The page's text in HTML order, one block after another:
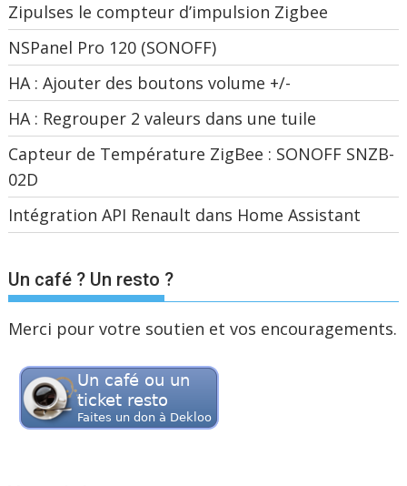
Zipulses le compteur d’impulsion Zigbee
NSPanel Pro 120 (SONOFF)
HA : Ajouter des boutons volume +/-
HA : Regrouper 2 valeurs dans une tuile
Capteur de Température ZigBee : SONOFF SNZB-
02D
Intégration API Renault dans Home Assistant
Un café ? Un resto ?
Merci pour votre soutien et vos encouragements.